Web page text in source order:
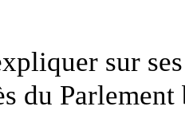
sur
du